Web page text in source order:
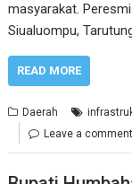
masyarakat.
Siualuompu,
READ MORE
Daerah
Leave a comment